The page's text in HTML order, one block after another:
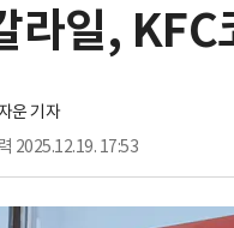
라일, KFC
운 기자
2025.12.19. 17:53